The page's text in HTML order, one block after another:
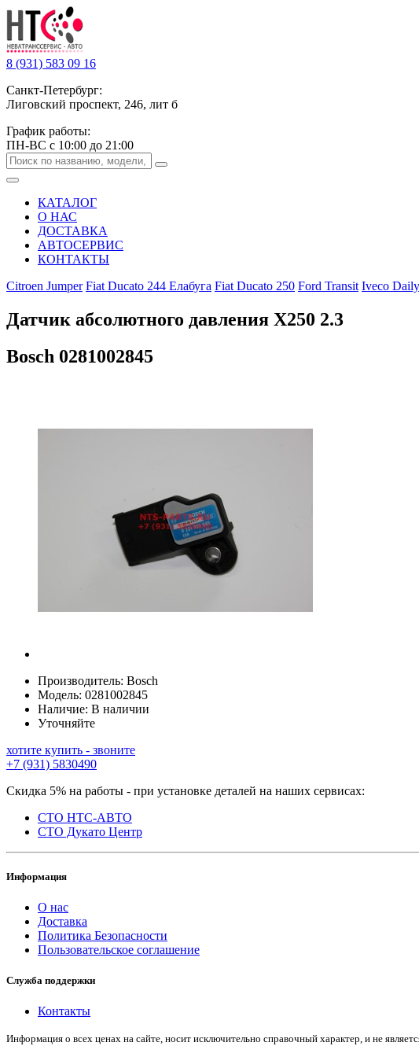
8 (931) 583 09 16
Санкт-Петербург:
Лиговский проспект, 246, лит б
График работы:
ПН-ВС с 10:00 до 21:00
КАТАЛОГ
О НАС
ДОСТАВКА
АВТОСЕРВИС
КОНТАКТЫ
Citroen Jumper Fiat Ducato 244 Елабуга Fiat Ducato 250 Ford Transit Iveco Daily
Датчик абсолютного давления Х250 2.3
Bosch 0281002845
Производитель: Bosch
Модель: 0281002845
Наличие: В наличии
Уточняйте
хотите купить - звоните
+7 (931) 5830490
Скидка 5% на работы - при установке деталей на наших сервисах:
СТО НТС-АВТО
СТО Дукато Центр
Информация
О нас
Доставка
Политика Безопасности
Пользовательское соглашение
Служба поддержки
Контакты
Информация о всех ценах на сайте, носит исключительно справочный характер, и не